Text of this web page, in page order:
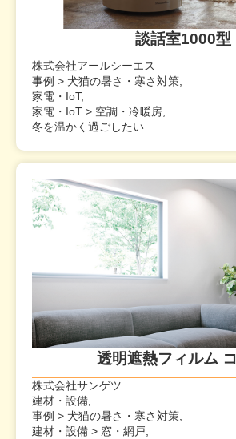
談話室1000型
株式会社アールシーエス
事例 > 犬猫の暑さ・寒さ対策,
家電・IoT,
家電・IoT > 空調・冷暖房,
冬を温かく過ごしたい
透明遮熱フィルム
株式会社サンゲツ
建材・設備,
事例 > 犬猫の暑さ・寒さ対策,
建材・設備 > 窓・網戸,